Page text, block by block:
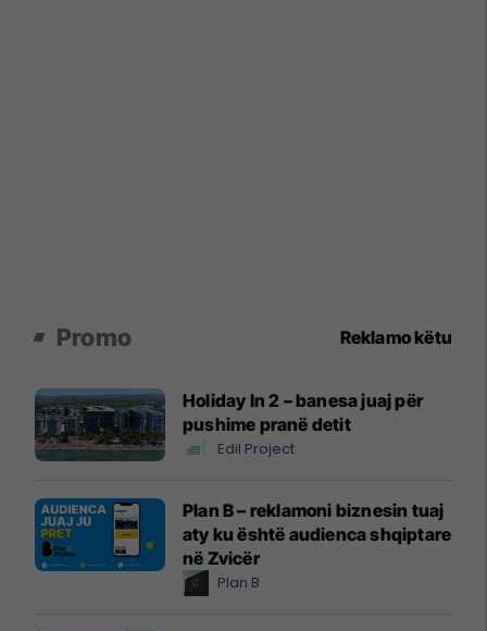
Promo Reklamo këtu
Holiday In 2 – banesa juaj për
pushime pranë detit
Edil Project
Plan B – reklamoni biznesin tuaj
aty ku është audienca shqiptare
në Zvicër
Plan B